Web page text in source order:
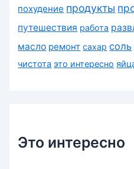
похудение продукты
путешествия работа
масло ремонт сахар соль
чистота это интересно
Это интересно